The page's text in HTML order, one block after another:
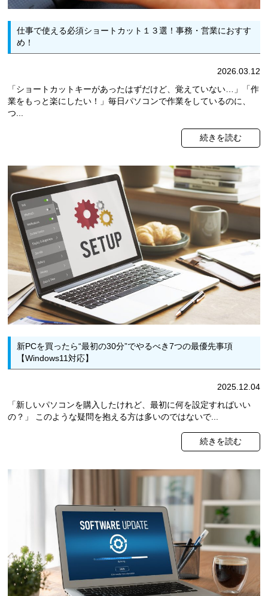
仕事で使える必須ショートカット１３選！事務・営業におすす
め！
2026.03.12
「ショートカットキーがあったはずだけど、覚えていない…」「作
業をもっと楽にしたい！」毎日パソコンで作業をしているのに、
つ...
続きを読む
新PCを買ったら“最初の30分”でやるべき7つの最優先事項
【Windows11対応】
2025.12.04
「新しいパソコンを購入したけれど、最初に何を設定すればいい
の？」 このような疑問を抱える方は多いのではないで...
続きを読む